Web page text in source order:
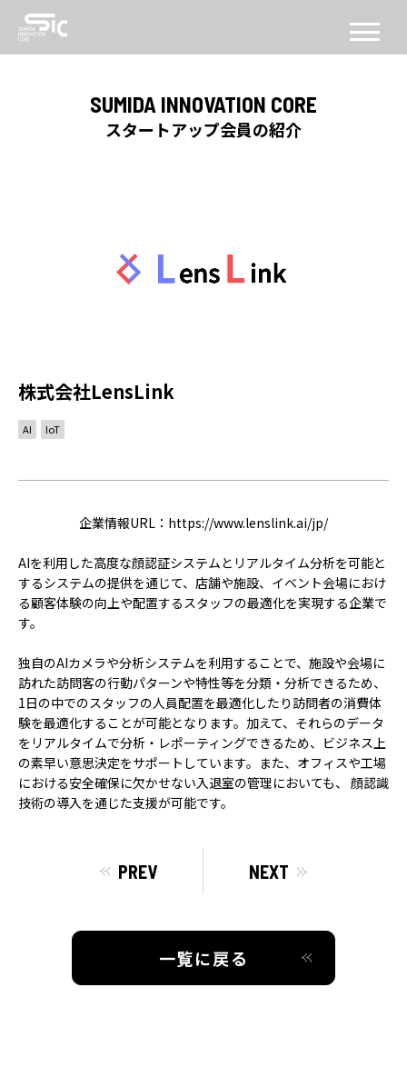
CONCEPT
コンセプト
施設
アクセラレーション
会員
パートナー
EVENT
イベント
REPORT
プロジェクト・
活動紹介
SUMIDA INNOVATION CORE
スタートアップ会員の紹介
株式会社LensLink
AI IoT
企業情報URL： https://www.lenslink.ai/jp/
AIを利用した高度な顔認証システムとリアルタイム分析を可能と
するシステムの提供を通じて、店舗や施設、イベント会場におけ
る顧客体験の向上や配置するスタッフの最適化を実現する企業で
す。
独自のAIカメラや分析システムを利用することで、施設や会場に
訪れた訪問客の行動パターンや特性等を分類・分析できるため、
1日の中でのスタッフの人員配置を最適化したり訪問者の消費体
験を最適化することが可能となります。加えて、それらのデータ
をリアルタイムで分析・レポーティングできるため、ビジネス上
の素早い意思決定をサポートしています。また、オフィスや工場
における安全確保に欠かせない入退室の管理においても、 顔認識
技術の導入を通じた支援が可能です。
PREV NEXT
一覧に戻る